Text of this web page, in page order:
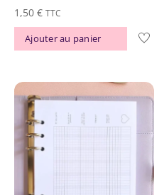
1,50 € TTC
Ajouter au panier